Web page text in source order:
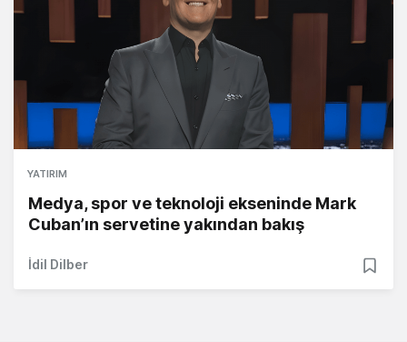
YATIRIM
Medya, spor ve teknoloji ekseninde Mark
Cuban’ın servetine yakından bakış
İdil Dilber